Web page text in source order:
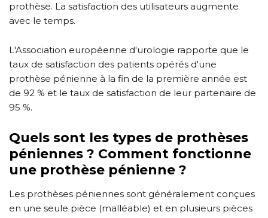
prothèse. La satisfaction des utilisateurs augmente
avec le temps.
L'Association européenne d'urologie rapporte que le
taux de satisfaction des patients opérés d'une
prothèse pénienne à la fin de la première année est
de 92 % et le taux de satisfaction de leur partenaire de
95 %.
Quels sont les types de prothèses
péniennes ? Comment fonctionne
une prothèse pénienne ?
Les prothèses péniennes sont généralement conçues
en une seule pièce (malléable) et en plusieurs pièces